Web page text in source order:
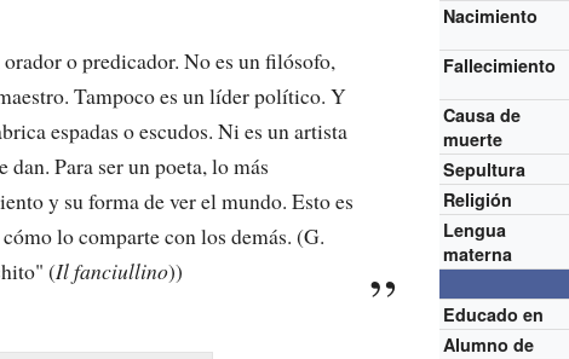
Nacimiento
Fallecimiento
Causa de
muerte
Sepultura
Religión
Lengua
materna
Educado en
Alumno de
o predicador. No es un filósofo,
Tampoco es un líder político. Y
espadas o escudos. Ni es un artista
Para ser un poeta, lo más
y su forma de ver el mundo. Esto es
lo comparte con los demás. (G.
(Il fanciullino))